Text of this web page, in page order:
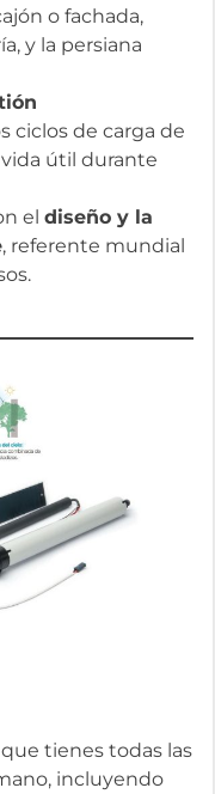
o fachada,
y la persiana
ciclos de carga de
útil durante
eldiseño y la
, referente mundial
tienes todas las
incluyendo